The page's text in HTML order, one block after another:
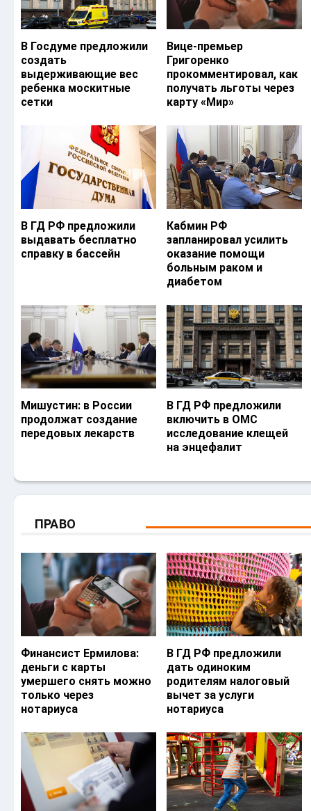
В Госдуме предложили
создать
выдерживающие вес
ребенка москитные
сетки
Вице-премьер
Григоренко
прокомментировал, как
получать льготы через
карту «Мир»
В ГД РФ предложили
выдавать бесплатно
справку в бассейн
Кабмин РФ
запланировал усилить
оказание помощи
больным раком и
диабетом
Мишустин: в России
продолжат создание
передовых лекарств
В ГД РФ предложили
включить в ОМС
исследование клещей
на энцефалит
ПРАВО
Финансист Ермилова:
деньги с карты
умершего снять можно
только через
нотариуса
В ГД РФ предложили
дать одиноким
родителям налоговый
вычет за услуги
нотариуса